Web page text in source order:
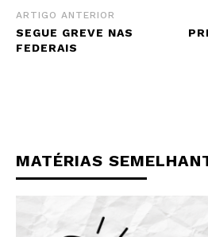
ARTIGO ANTERIOR
SEGUE GREVE NAS
FEDERAIS
MATÉRIAS